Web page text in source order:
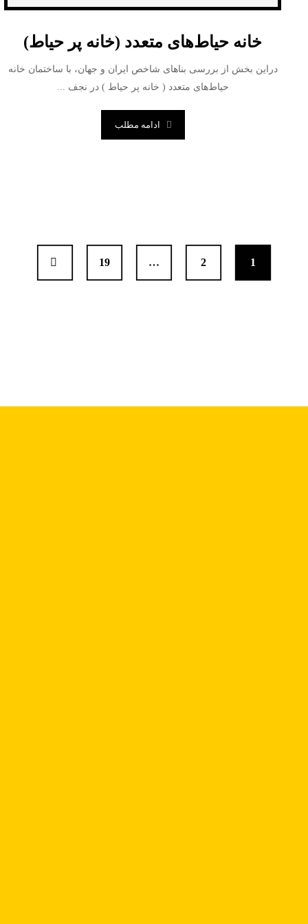
خانه حیاط‌های متعدد (خانه پر حیاط)
دراین بخش از بررسی بناهای شاخص ایران و جهان، با ساختمان خانه
حیاط‌های متعدد ( خانه پر حیاط ) در نجف ...
ادامه مطلب
1
2
…
19